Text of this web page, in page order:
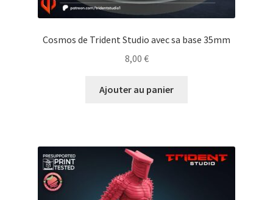
Cosmos de Trident Studio avec sa base 35mm
8,00 €
Ajouter au panier